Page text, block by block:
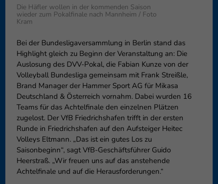
Die Häfler wollen in der kommenden Saison
wieder zum Pokalfinale nach Mannheim / Foto
Kram
Bei der Bundesligaversammlung in Berlin stand das
Highlight gleich zu Beginn der Veranstaltung an: Die
Auslosung des DVV-Pokal, die Fabian Kunze von der
Volleyball Bundesliga gemeinsam mit Frank Streißle,
Brand Manager der Hammer Sport AG für Mikasa
Deutschland & Österreich vornahm. Dabei wurden 16
Teams für das Achtelfinale den einzelnen Plätzen
zugelost. Der VfB Friedrichshafen trifft in der ersten
Runde in Friedrichshafen auf den Aufsteiger Heitec
Volleys Eltmann. „Das ist ein gutes Los zu
Saisonbeginn“, sagt VfB-Geschäftsführer Guido
Heerstraß. „Wir freuen uns auf das anstehende
Achtelfinale und auf die Herausforderungen.“
Datenschutzeinstellungen
Essenziell (1)
Externe Medien (6)
Inhalte von
blockiert. Wenn Cookies von
diese Inhalte keiner